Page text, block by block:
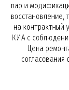
пар и
восстановление,
на контрактный
КИА с
Цена